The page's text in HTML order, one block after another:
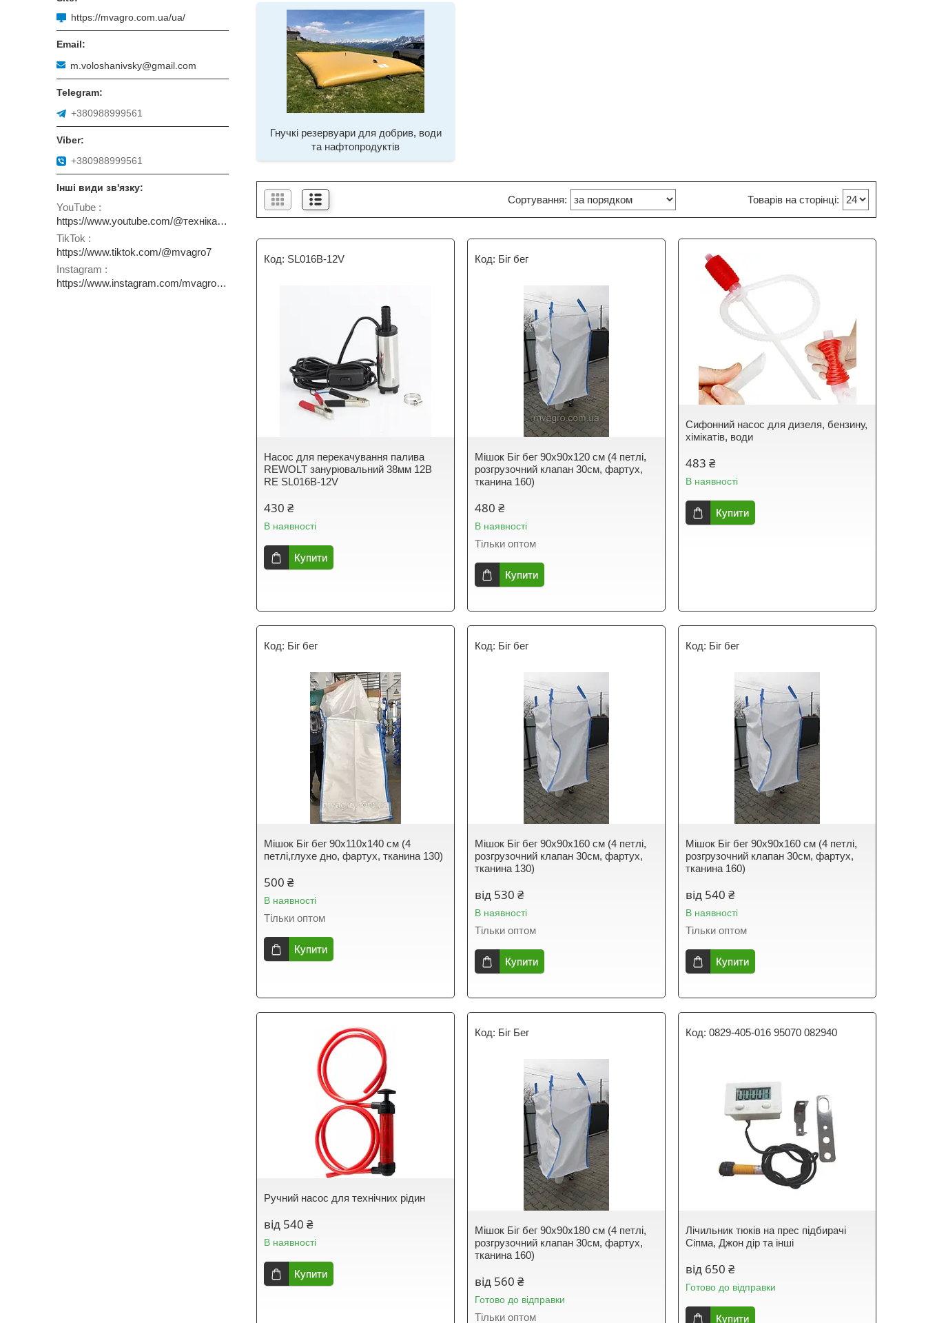
Гнучкі резервуари для добрив, води
та нафтопродуктів
SL016B-12V
Насос для перекачування палива
REWOLT занурювальний 38мм 12В
RE SL016B-12V
430 ₴
В наявності
Купити
Біг бег
Мішок Біг бег 90х90х120 см (4 петлі,
розгрузочний клапан 30см, фартух,
тканина 160)
480 ₴
В наявності
Тільки оптом
Купити
Сифонний насос для дизеля, бензину,
хімікатів, води
483 ₴
В наявності
Купити
Біг бег
Мішок Біг бег 90х110х140 см (4
петлі,глухе дно, фартух, тканина 130)
500 ₴
В наявності
Тільки оптом
Купити
Біг бег
Мішок Біг бег 90х90х160 см (4 петлі,
розгрузочний клапан 30см, фартух,
тканина 130)
від 530 ₴
В наявності
Тільки оптом
Купити
Біг бег
Мішок Біг бег 90х90х160 см (4 петлі,
розгрузочний клапан 30см, фартух,
тканина 160)
від 540 ₴
В наявності
Тільки оптом
Купити
Ручний насос для технічних рідин
від 540 ₴
В наявності
Купити
Біг Бег
Мішок Біг бег 90х90х180 см (4 петлі,
розгрузочний клапан 30см, фартух,
тканина 160)
від 560 ₴
Готово до відправки
Тільки оптом
0829-405-016 95070 082940
Лічильник тюків на прес підбирачі
Сіпма, Джон дір та інші
від 650 ₴
Готово до відправки
Купити
https://mvagro.com.ua/ua/
m.voloshanivsky@gmail.com
+380988999561
+380988999561
YouTube
https://www.youtube.com/@технікаТАобладнання
TikTok
https://www.tiktok.com/@mvagro7
Instagram
https://www.instagram.com/mvagro.com.ua